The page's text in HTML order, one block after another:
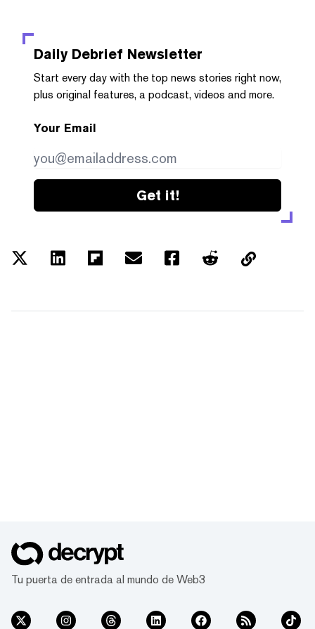
Daily Debrief Newsletter
Start every day with the top news stories right now,
plus original features, a podcast, videos and more.
Your Email
Get it!
Tu puerta de entrada al mundo de Web3